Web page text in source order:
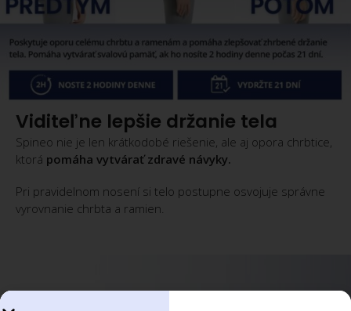
Viditeľne lepšie držanie tela
Spineo nie je len krátkodobé riešenie, ale aj opora chrbtice,
ktorá pomáha vytvárať zdravé návyky.
Pri pravidelnom nosení si telo postupne osvojuje správne
vyrovnanie chrbta a ramien.